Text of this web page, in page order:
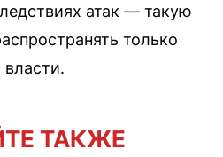
атак — такую
только
ТАКЖЕ